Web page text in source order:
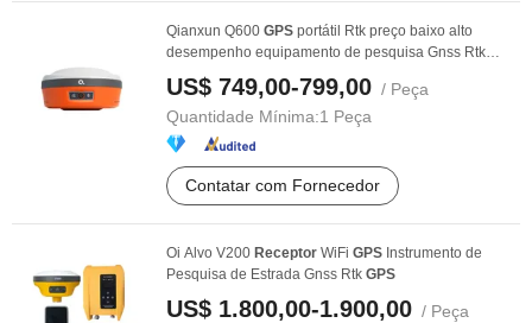
Qianxun Q600 GPS portátil Rtk preço baixo alto
desempenho equipamento de pesquisa Gnss Rtk
Q300 Q600 ...
US$ 749,00-799,00 / Peça
Quantidade Mínima:1 Peça
Contatar com Fornecedor
Oi Alvo V200 Receptor WiFi GPS Instrumento de
Pesquisa de Estrada Gnss Rtk GPS
US$ 1.800,00-1.900,00 / Peça